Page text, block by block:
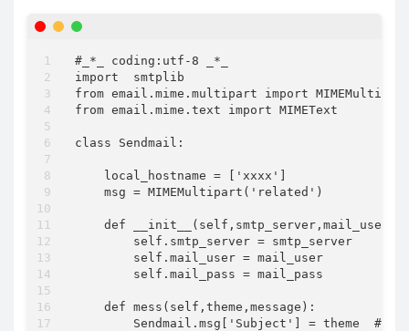
#_*_ coding:utf-8 _*_
import  smtplib
from email.mime.multipart import
from email.mime.text import MIMEText
class Sendmail:
    local_hostname = ['xxxx']
    msg = MIMEMultipart('related')
def
        self.smtp_server = smtp_server
        self.mail_user = mail_user
        self.mail_pass = mail_pass
    def mess(self,theme,message):
Sendmail.msg['Subject'] = theme  # 邮